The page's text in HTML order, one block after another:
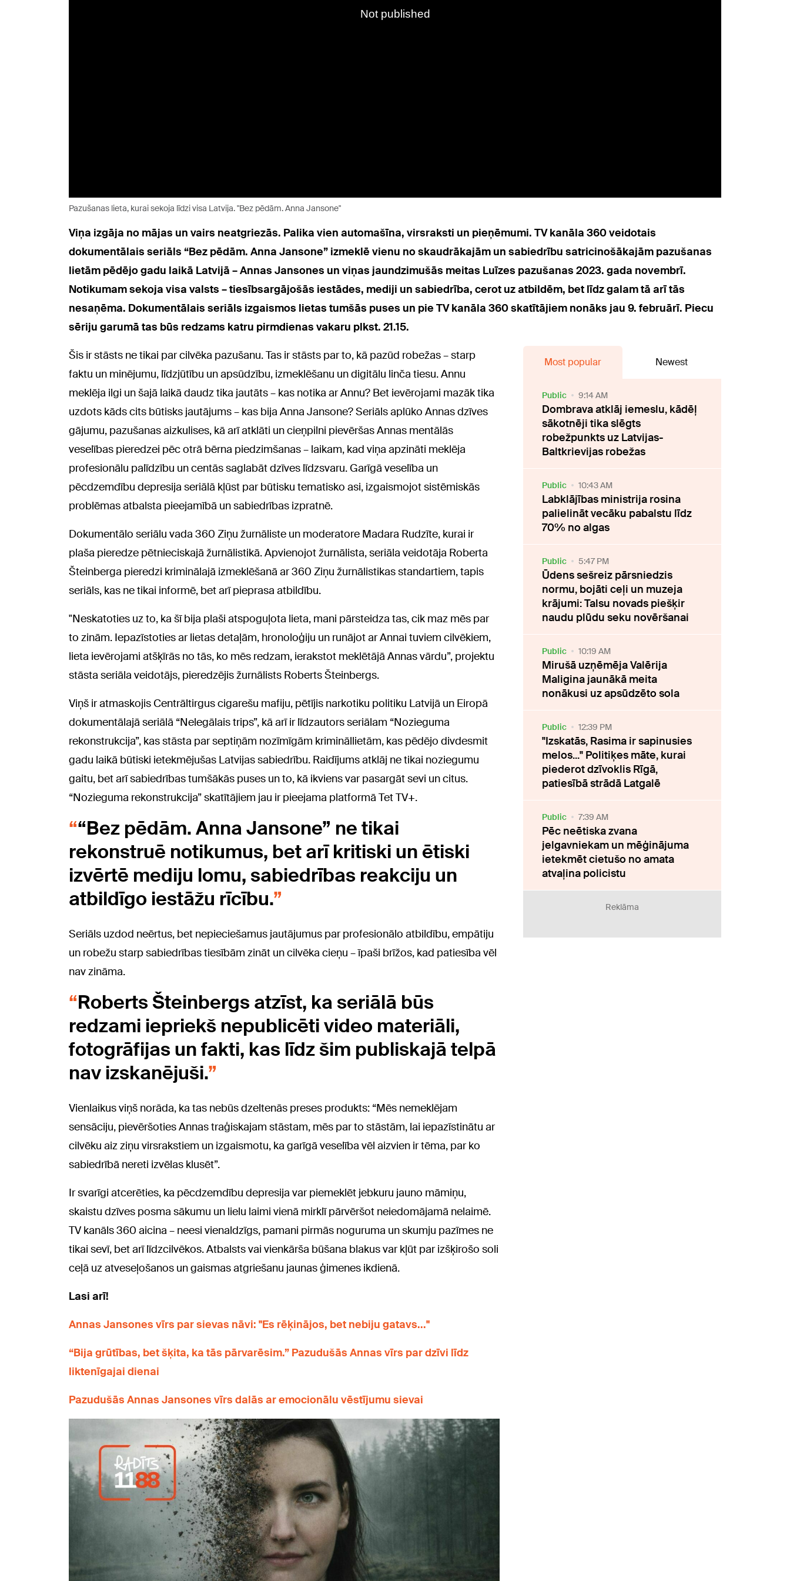
Pazušanas lieta, kurai sekoja līdzi visa Latvija. "Bez pēdām. Anna Jansone"
Viņa izgāja no mājas un vairs neatgriezās. Palika vien automašīna, virsraksti un pieņēmumi. TV kanāla 360 veidotais
dokumentālais seriāls “Bez pēdām. Anna Jansone” izmeklē vienu no skaudrākajām un sabiedrību satricinošākajām pazušanas
lietām pēdējo gadu laikā Latvijā – Annas Jansones un viņas jaundzimušās meitas Luīzes pazušanas 2023. gada novembrī.
Notikumam sekoja visa valsts – tiesībsargājošās iestādes, mediji un sabiedrība, cerot uz atbildēm, bet līdz galam tā arī tās
nesaņēma. Dokumentālais seriāls izgaismos lietas tumšās puses un pie TV kanāla 360 skatītājiem nonāks jau 9. februārī. Piecu
sēriju garumā tas būs redzams katru pirmdienas vakaru plkst. 21.15.
Šis ir stāsts ne tikai par cilvēka pazušanu. Tas ir stāsts par to, kā pazūd robežas – starp
faktu un minējumu, līdzjūtību un apsūdzību, izmeklēšanu un digitālu linča tiesu. Annu
meklēja ilgi un šajā laikā daudz tika jautāts – kas notika ar Annu? Bet ievērojami mazāk tika
uzdots kāds cits būtisks jautājums – kas bija Anna Jansone? Seriāls aplūko Annas dzīves
gājumu, pazušanas aizkulises, kā arī atklāti un cieņpilni pievēršas Annas mentālās
veselības pieredzei pēc otrā bērna piedzimšanas – laikam, kad viņa apzināti meklēja
profesionālu palīdzību un centās saglabāt dzīves līdzsvaru. Garīgā veselība un
pēcdzemdību depresija seriālā kļūst par būtisku tematisko asi, izgaismojot sistēmiskās
problēmas atbalsta pieejamībā un sabiedrības izpratnē.
Dokumentālo seriālu vada 360 Ziņu žurnāliste un moderatore Madara Rudzīte, kurai ir
plaša pieredze pētnieciskajā žurnālistikā. Apvienojot žurnālista, seriāla veidotāja Roberta
Šteinberga pieredzi kriminālajā izmeklēšanā ar 360 Ziņu žurnālistikas standartiem, tapis
seriāls, kas ne tikai informē, bet arī pieprasa atbildību.
"Neskatoties uz to, ka šī bija plaši atspoguļota lieta, mani pārsteidza tas, cik maz mēs par
to zinām. Iepazīstoties ar lietas detaļām, hronoloģiju un runājot ar Annai tuviem cilvēkiem,
lieta ievērojami atšķīrās no tās, ko mēs redzam, ierakstot meklētājā Annas vārdu”, projektu
stāsta seriāla veidotājs, pieredzējis žurnālists Roberts Šteinbergs.
Viņš ir atmaskojis Centrāltirgus cigarešu mafiju, pētījis narkotiku politiku Latvijā un Eiropā
dokumentālajā seriālā “Nelegālais trips”, kā arī ir līdzautors seriālam “Nozieguma
rekonstrukcija”, kas stāsta par septiņām nozīmīgām krimināllietām, kas pēdējo divdesmit
gadu laikā būtiski ietekmējušas Latvijas sabiedrību. Raidījums atklāj ne tikai noziegumu
gaitu, bet arī sabiedrības tumšākās puses un to, kā ikviens var pasargāt sevi un citus.
“Nozieguma rekonstrukcija” skatītājiem jau ir pieejama platformā Tet TV+.
“Bez pēdām. Anna Jansone” ne tikai
rekonstruē notikumus, bet arī kritiski un ētiski
izvērtē mediju lomu, sabiedrības reakciju un
atbildīgo iestāžu rīcību.
Seriāls uzdod neērtus, bet nepieciešamus jautājumus par profesionālo atbildību, empātiju
un robežu starp sabiedrības tiesībām zināt un cilvēka cieņu – īpaši brīžos, kad patiesība vēl
nav zināma.
Roberts Šteinbergs atzīst, ka seriālā būs
redzami iepriekš nepublicēti video materiāli,
fotogrāfijas un fakti, kas līdz šim publiskajā telpā
nav izskanējuši.
Vienlaikus viņš norāda, ka tas nebūs dzeltenās preses produkts: “Mēs nemeklējam
sensāciju, pievēršoties Annas traģiskajam stāstam, mēs par to stāstām, lai iepazīstinātu ar
cilvēku aiz ziņu virsrakstiem un izgaismotu, ka garīgā veselība vēl aizvien ir tēma, par ko
sabiedrībā nereti izvēlas klusēt”.
Ir svarīgi atcerēties, ka pēcdzemdību depresija var piemeklēt jebkuru jauno māmiņu,
skaistu dzīves posma sākumu un lielu laimi vienā mirklī pārvēršot neiedomājamā nelaimē.
TV kanāls 360 aicina – neesi vienaldzīgs, pamani pirmās noguruma un skumju pazīmes ne
tikai sevī, bet arī līdzcilvēkos. Atbalsts vai vienkārša būšana blakus var kļūt par izšķirošo soli
ceļā uz atveseļošanos un gaismas atgriešanu jaunas ģimenes ikdienā.
Lasi arī!
Annas Jansones vīrs par sievas nāvi: "Es rēķinājos, bet nebiju gatavs..."
“Bija grūtības, bet šķita, ka tās pārvarēsim.” Pazudušās Annas vīrs par dzīvi līdz
liktenīgajai dienai
Pazudušās Annas Jansones vīrs dalās ar emocionālu vēstījumu sievai
Most popular Newest
Public 9:14 AM
Dombrava atklāj iemeslu, kādēļ
sākotnēji tika slēgts
robežpunkts uz Latvijas-
Baltkrievijas robežas
Public 10:43 AM
Labklājības ministrija rosina
palielināt vecāku pabalstu līdz
70% no algas
Public 5:47 PM
Ūdens sešreiz pārsniedzis
normu, bojāti ceļi un muzeja
krājumi: Talsu novads piešķir
naudu plūdu seku novēršanai
Public 10:19 AM
Mirušā uzņēmēja Valērija
Maligina jaunākā meita
nonākusi uz apsūdzēto sola
Public 12:39 PM
"Izskatās, Rasima ir sapinusies
melos..." Politiķes māte, kurai
piederot dzīvoklis Rīgā,
patiesībā strādā Latgalē
Public 7:39 AM
Pēc neētiska zvana
jelgavniekam un mēģinājuma
ietekmēt cietušo no amata
atvaļina policistu
Reklāma